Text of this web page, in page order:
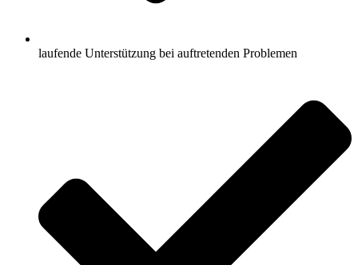
laufende Unterstützung bei auftretenden Problemen